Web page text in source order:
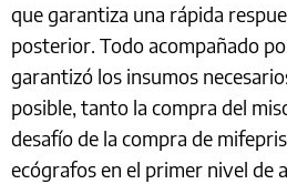
que garantiza una rápida
posterior. Todo acompañado
garantizó los insumos
posible, tanto la compra del
desafío de la compra de
ecógrafos en el primer nivel de